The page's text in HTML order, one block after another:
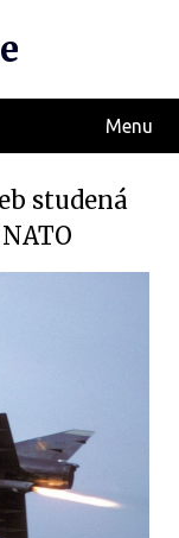
Menu
studená